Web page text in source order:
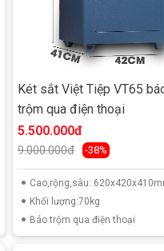
Két sắt Việt Tiệp VT65
trộm qua điện thoại
5.500.000đ
9.000.000đ -38%
Cao,rộng,sâu:
Khối lượng:70kg
Báo trộm qua điện thoại